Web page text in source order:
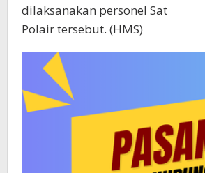
dilaksanakan personel Sat
Polair tersebut. (HMS)